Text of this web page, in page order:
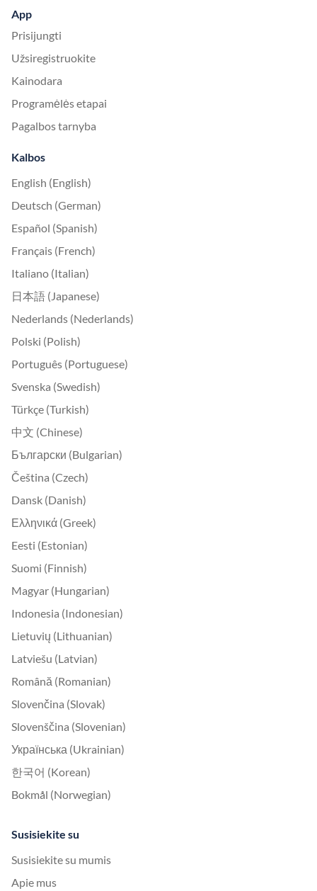
App
Prisijungti
Užsiregistruokite
Kainodara
Programėlės etapai
Pagalbos tarnyba
Kalbos
English (English)
Deutsch (German)
Español (Spanish)
Français (French)
Italiano (Italian)
日本語 (Japanese)
Nederlands (Nederlands)
Polski (Polish)
Português (Portuguese)
Svenska (Swedish)
Türkçe (Turkish)
中文 (Chinese)
Български (Bulgarian)
Čeština (Czech)
Dansk (Danish)
Ελληνικά (Greek)
Eesti (Estonian)
Suomi (Finnish)
Magyar (Hungarian)
Indonesia (Indonesian)
Lietuvių (Lithuanian)
Latviešu (Latvian)
Română (Romanian)
Slovenčina (Slovak)
Slovenščina (Slovenian)
Українська (Ukrainian)
한국어 (Korean)
Bokmål (Norwegian)
Susisiekite su
Susisiekite su mumis
Apie mus